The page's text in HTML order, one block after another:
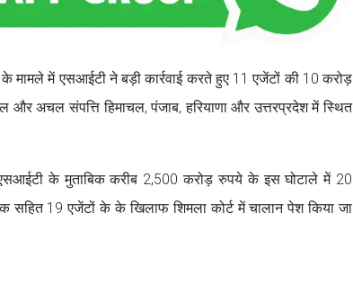
मामले में एसआईटी ने बड़ी कार्रवाई करते हुए 11 एजेंटों की 10 करोड़
अचल संपत्ति हिमाचल, पंजाब, हरियाणा और उत्तरप्रदेश में स्थित
के मुताबिक करीब 2,500 करोड़ रुपये के इस घोटाले में 20
सहित 19 एजेंटों के के खिलाफ शिमला कोर्ट में चालान पेश किया जा